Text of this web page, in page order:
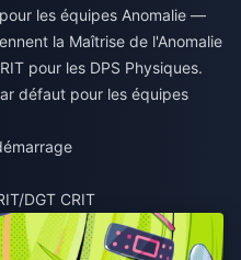
les équipes Anomalie —
la Maîtrise de l'Anomalie
pour les DPS Physiques.
défaut pour les équipes
DGT CRIT